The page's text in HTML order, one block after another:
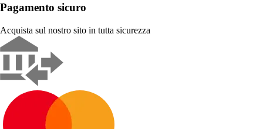
Pagamento sicuro
Acquista sul nostro sito in tutta sicurezza